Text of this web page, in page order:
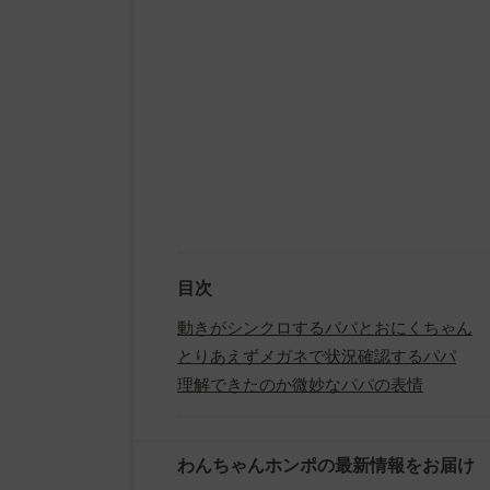
目次
動きがシンクロするパパとおにくちゃん
とりあえずメガネで状況確認するパパ
理解できたのか微妙なパパの表情
わんちゃんホンポの最新情報をお届け